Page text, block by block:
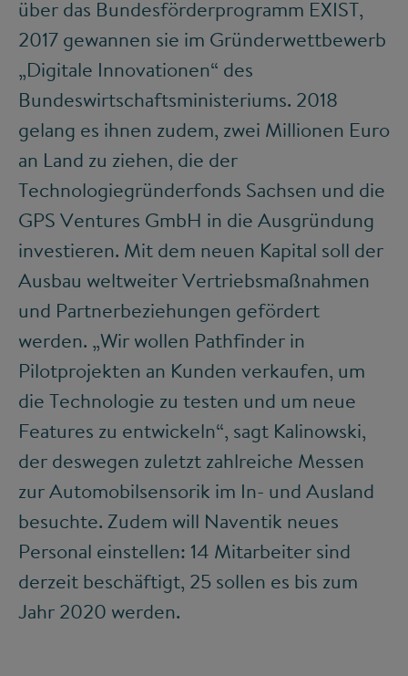
über das Bundesförderprogramm EXIST,
2017 gewannen sie im Gründerwettbewerb
„Digitale Innovationen“ des
Bundeswirtschaftsministeriums. 2018
gelang es ihnen zudem, zwei Millionen Euro
an Land zu ziehen, die der
Technologiegründerfonds Sachsen und die
GPS Ventures GmbH in die Ausgründung
investieren. Mit dem neuen Kapital soll der
Ausbau weltweiter Vertriebsmaßnahmen
und Partnerbeziehungen gefördert
werden. „Wir wollen Pathfinder in
Pilotprojekten an Kunden verkaufen, um
die Technologie zu testen und um neue
Features zu entwickeln“, sagt Kalinowski,
der deswegen zuletzt zahlreiche Messen
zur Automobilsensorik im In- und Ausland
besuchte. Zudem will Naventik neues
Personal einstellen: 14 Mitarbeiter sind
derzeit beschäftigt, 25 sollen es bis zum
Jahr 2020 werden.